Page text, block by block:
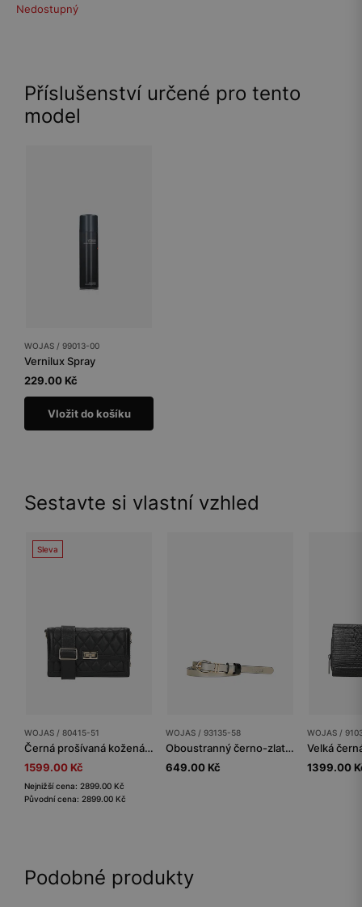
Nedostupný
Příslušenství určené pro tento
model
WOJAS / 99013-00
Vernilux Spray
229.00 Kč
Vložit do košíku
Sestavte si vlastní vzhled
Sleva
WOJAS / 80415-51
Černá prošívaná kožená kabelka
1599.00 Kč
Nejnižší cena: 2899.00 Kč
Původní cena: 2899.00 Kč
WOJAS / 93135-58
Oboustranný černo-zlatý dámský pásek se zlatou přezkou
649.00 Kč
WOJAS /
1399.00
Podobné produkty